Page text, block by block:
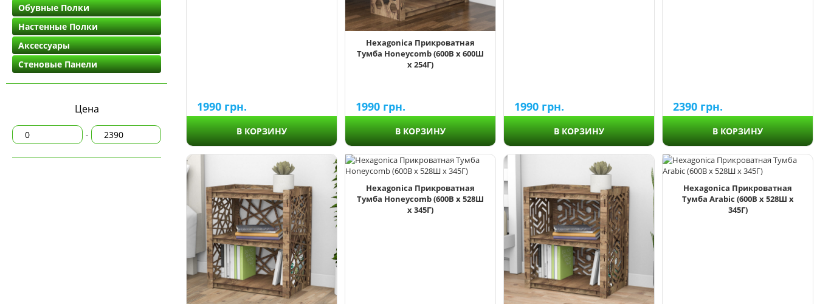
Комоды - 9 ящиков
Комоды - 10 ящиков
Обувные Полки
Настенные Полки
Аксессуары
Стеновые Панели
Цена
-
1990 грн.
В КОРЗИНУ
Hexagonica Прикроватная
Тумба Honeycomb (600В х 600Ш
х 254Г)
1990 грн.
В КОРЗИНУ
1990 грн.
В КОРЗИНУ
2390 грн.
В КОРЗИНУ
Hexagonica Прикроватная
Тумба Honeycomb (600В х 528Ш
х 345Г)
Hexagonica Прикроватная
Тумба Arabic (600В х 528Ш х
345Г)